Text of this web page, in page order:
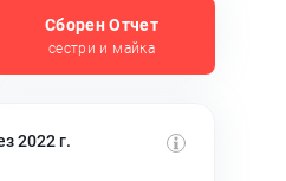
Сборен Отчет
сестри и майка
2022 г.